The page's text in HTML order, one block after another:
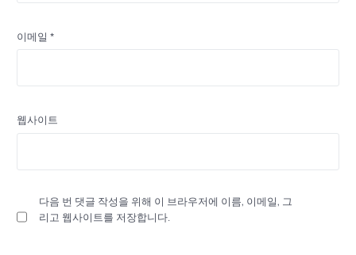
이메일*
웹사이트
다음 번 댓글 작성을 위해 이 브라우저에 이름, 이메일, 그
리고 웹사이트를 저장합니다.